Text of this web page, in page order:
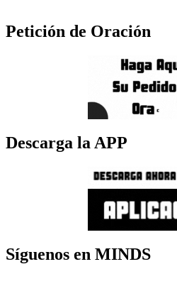
Petición de Oración
Descarga la APP
Síguenos en MINDS